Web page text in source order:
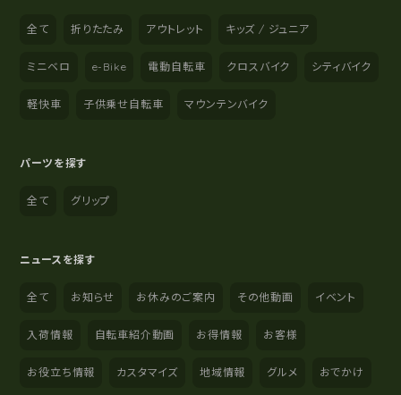
全て 折りたたみ アウトレット キッズ / ジュニア
ミニベロ e-Bike 電動自転車 クロスバイク シティバイク
軽快車 子供乗せ自転車 マウンテンバイク
パーツを探す
全て グリップ
ニュースを探す
全て お知らせ お休みのご案内 その他動画 イベント
入荷情報 自転車紹介動画 お得情報 お客様
お役立ち情報 カスタマイズ 地域情報 グルメ おでかけ